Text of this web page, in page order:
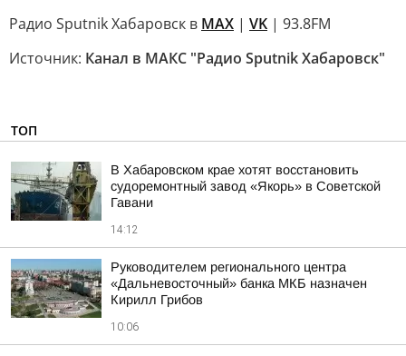
Радио Sputnik Хабаровск в MAX | VK | 93.8FM
Источник: Канал в МАКС "Радио Sputnik Хабаровск"
ТОП
В Хабаровском крае хотят восстановить
судоремонтный завод «Якорь» в Советской
Гавани
14:12
Руководителем регионального центра
«Дальневосточный» банка МКБ назначен
Кирилл Грибов
10:06